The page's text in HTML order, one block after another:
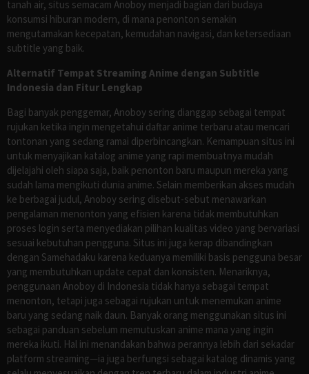
tanah air, situs semacam Anoboy menjadi bagian dari budaya
konsumsi hiburan modern, di mana penonton semakin
mengutamakan kecepatan, kemudahan navigasi, dan ketersediaan
subtitle yang baik.
Alternatif Tempat Streaming Anime dengan Subtitle
Indonesia dan Fitur Lengkap
Bagi banyak penggemar, Anoboy sering dianggap sebagai tempat
rujukan ketika ingin mengetahui daftar anime terbaru atau mencari
tontonan yang sedang ramai diperbincangkan. Kemampuan situs ini
untuk menyajikan katalog anime yang rapi membuatnya mudah
dijelajahi oleh siapa saja, baik penonton baru maupun mereka yang
sudah lama mengikuti dunia anime. Selain memberikan akses mudah
ke berbagai judul, Anoboy sering disebut-sebut menawarkan
pengalaman menonton yang efisien karena tidak membutuhkan
proses login serta menyediakan pilihan kualitas video yang bervariasi
sesuai kebutuhan pengguna. Situs ini juga kerap dibandingkan
dengan Samehadaku karena keduanya memiliki basis pengguna besar
yang membutuhkan update cepat dan konsisten. Menariknya,
penggunaan Anoboy di Indonesia tidak hanya sebagai tempat
menonton, tetapi juga sebagai rujukan untuk menemukan anime
baru yang sedang naik daun. Banyak orang menggunakan situs ini
sebagai panduan sebelum memutuskan anime mana yang ingin
mereka ikuti. Hal ini menandakan bahwa perannya lebih dari sekadar
platform streaming—ia juga berfungsi sebagai katalog dinamis yang